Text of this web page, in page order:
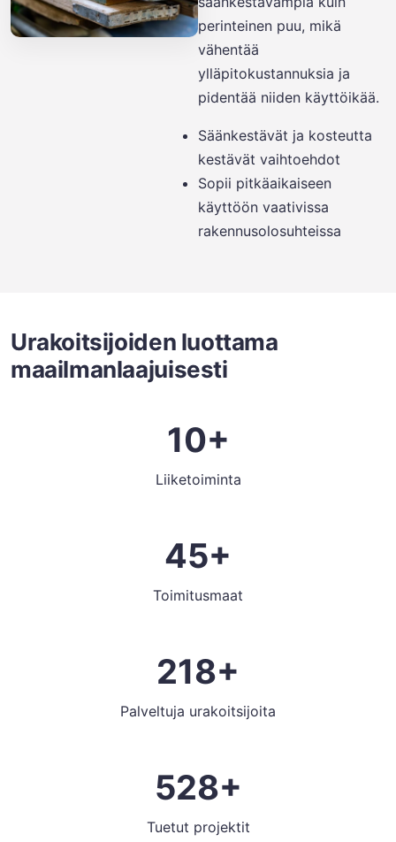
perinteinen puu, mikä
vähentää
ylläpitokustannuksia ja
pidentää niiden käyttöikää.
Säänkestävät ja kosteutta
kestävät vaihtoehdot
Sopii pitkäaikaiseen
käyttöön vaativissa
rakennusolosuhteissa
Urakoitsijoiden luottama
maailmanlaajuisesti
10+
Liiketoiminta
45+
Toimitusmaat
218+
Palveltuja urakoitsijoita
528+
Tuetut projektit